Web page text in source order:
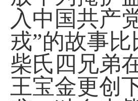
入中国共产
戎”的故事
柴氏四兄弟
王宝金更创